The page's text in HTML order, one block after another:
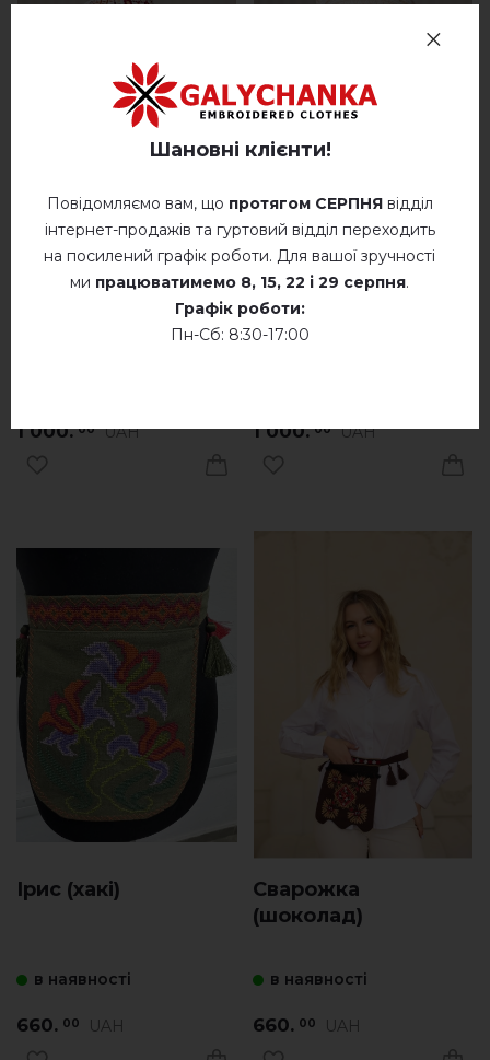
Берет Пелюстковий
1 000. 00 UAH
Берет Гармонія
(білий)
1 000. 00 UAH
Ірис (хакі)
в наявності
660. 00 UAH
Сварожка
(шоколад)
в наявності
660. 00 UAH
Шановні клієнти!
Повідомляємо вам, що протягом СЕРПНЯвідділ
інтернет-продажів та гуртовий відділ переходить
на посилений графік роботи. Для вашої зручності
ми працюватимемо 8, 15, 22 і 29 серпня.
Графік роботи:
Пн-Сб: 8:30-17:00